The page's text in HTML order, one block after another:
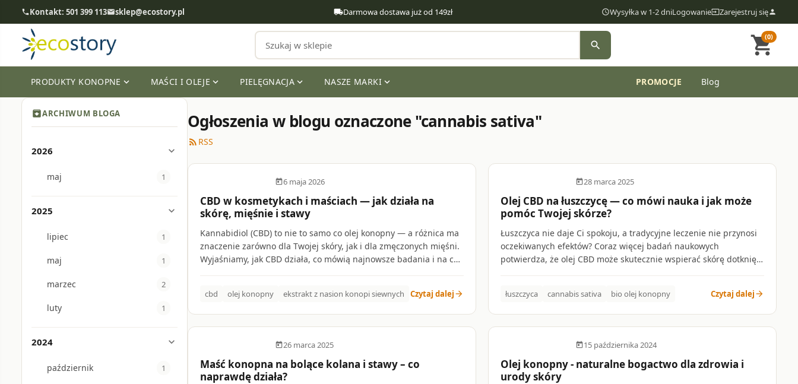
phoneKontakt: 501 399 113emailsklep@ecostory.pl local_shippingDarmowa dostawa już od 149zł access_timeWysyłka w 1-2 dniLogowanieinputZarejestruj sięperson
search shopping_cart
(0)
PRODUKTY KONOPNE expand_more MAŚCI I OLEJE expand_more PIELĘGNACJA expand_more NASZE MARKIexpand_more PROMOCJE Blog
archiveARCHIWUM BLOGA
2026 expand_more
maj 1
2025 expand_more
lipiec 1
maj 1
marzec 2
luty 1
2024 expand_more
październik 1
Ogłoszenia w blogu oznaczone "cannabis sativa"
rss_feed RSS
calendar_today 6 maja 2026
CBD w kosmetykach i maściach — jak działa na
skórę, mięśnie i stawy
Kannabidiol (CBD) to nie to samo co olej konopny — a różnica ma
znaczenie zarówno dla Twojej skóry, jak i dla zmęczonych mięśni.
Wyjaśniamy, jak CBD działa, co mówią najnowsze badania i na co
cbd olej konopny ekstrakt z nasion konopi siewnych Czytaj dalejarrow_forward
calendar_today 28 marca 2025
Olej CBD na łuszczycę — co mówi nauka i jak może
pomóc Twojej skórze?
Łuszczyca nie daje Ci spokoju, a tradycyjne leczenie nie przynosi
oczekiwanych efektów? Coraz więcej badań naukowych
potwierdza, że olej CBD może skutecznie wspierać skórę dotkniętą
mówi nauka i jak możesz włączyć CBD do swojej codziennej
pielęgnacji.
łuszczyca cannabis sativa bio olej konopny Czytaj dalejarrow_forward
calendar_today 26 marca 2025
Maść konopna na bolące kolana i stawy – co
naprawdę działa?
calendar_today 15 października 2024
Olej konopny - naturalne bogactwo dla zdrowia i
urody skóry